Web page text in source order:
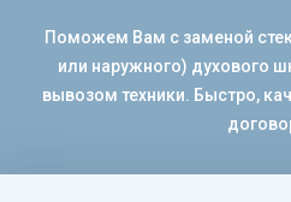
Поможем Вам с заменой
или наружного) духового
вывозом техники. Быстро,